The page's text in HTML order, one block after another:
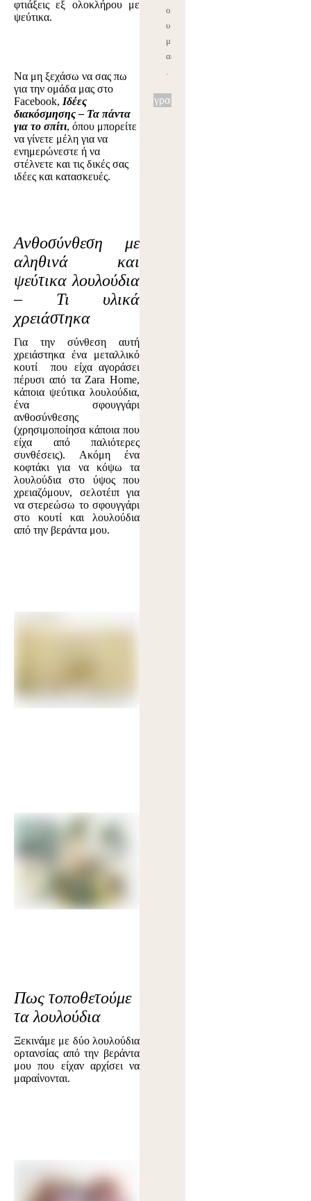
φτιάξεις εξ ολοκλήρου με
ψεύτικα.
Να μη ξεχάσω να σας πω
για την ομάδα μας στο
Facebook, Ιδέες
διακόσμησης – Τα πάντα
για το σπίτι, όπου μπορείτε
να γίνετε μέλη για να
ενημερώνεστε ή να
στέλνετε και τις δικές σας
ιδέες και κατασκευές.
Ανθοσύνθεση με
αληθινά και
ψεύτικα λουλούδια
– Τι υλικά
χρειάστηκα
Για την σύνθεση αυτή
χρειάστηκα ένα μεταλλικό
κουτί που είχα αγοράσει
πέρυσι από τα Zara Home,
κάποια ψεύτικα λουλούδια,
ένα σφουγγάρι
ανθοσύνθεσης
(χρησιμοποίησα κάποια που
είχα από παλιότερες
συνθέσεις). Ακόμη ένα
κοφτάκι για να κόψω τα
λουλούδια στο ύψος που
χρειαζόμουν, σελοτέιπ για
να στερεώσω το σφουγγάρι
στο κουτί και λουλούδια
από την βεράντα μου.
Πως τοποθετούμε
τα λουλούδια
Ξεκινάμε με δύο λουλούδια
ορτανσίας από την βεράντα
μου που είχαν αρχίσει να
μαραίνονται.
Εγγραφή
ο
υ
μ
ας
.